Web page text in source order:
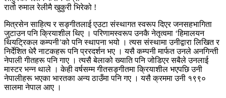
रातो रुमाल रेलीमै खुकुरी भिरेको !
मित्रसेन साहित्य र सङ्गीतलाई एउटा संस्थागत स्वरूप दिएर जनसहभागिता
जुटाउन पनि क्रियाशील थिए । परिणामस्वरूप उनकै नेतृत्वमा ‘हिमालयन
थियट्रिकल कम्पनी’को पनि स्थापना भयो । त्यस संस्थामा उनीद्वारा लिखित र
निर्देशित धेरै नाटकहरू पनि प्ररदर्शन भए । यसै कम्पनी मार्फत उनले अनगिन्ती
नेपाली गीतहरू पनि गाए । त्यसै बेलाको ख्याति पनि जोडिएर सबैले उनलाई
मास्टर भन्न थाले । केही वर्षसम्म गीतसङ्गीतमा क्रियाशील भएपछि उनी
नेपालीहरू भएका भारतका अन्य ठाउँमा पनि गए । यसै क्रममा उनी १९९०
सालमा नेपाल आए ।